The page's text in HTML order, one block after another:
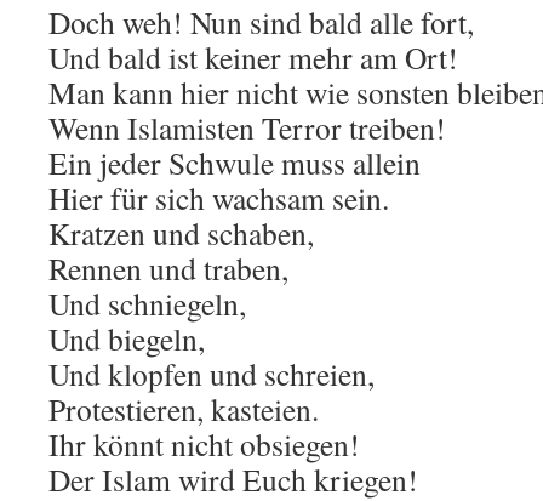
Doch weh! Nun sind bald alle fort,
Und bald ist keiner mehr am Ort!
Man kann hier nicht wie sonsten
Wenn Islamisten Terror treiben!
Ein jeder Schwule muss allein
Hier für sich wachsam sein.
Kratzen und schaben,
Rennen und traben,
Und schniegeln,
Und biegeln,
Und klopfen und schreien,
Protestieren, kasteien.
Ihr könnt nicht obsiegen!
Der Islam wird Euch kriegen!